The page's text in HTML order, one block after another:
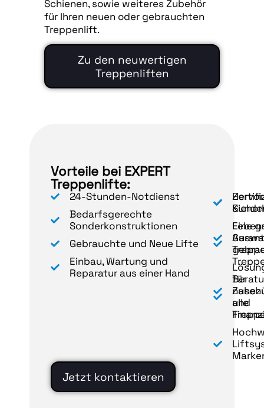
Schienen, sowie weiteres Zubehör
für Ihren neuen oder gebrauchten
Treppenlift.
Zu den neuwertigen
Treppenliften
Vorteile bei EXPERT
Treppenlifte:
24-Stunden-Notdienst
Bedarfsgerechte
Sonderkonstruktionen
Gebrauchte und Neue Lifte
Einbau, Wartung und
Reparatur aus einer Hand
und
Eine
für
alle
Jetzt kontaktieren